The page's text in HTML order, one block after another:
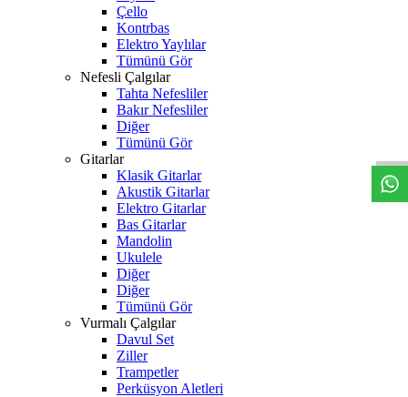
Çello
Kontrbas
Elektro Yaylılar
Tümünü Gör
Nefesli Çalgılar
Tahta Nefesliler
Bakır Nefesliler
Diğer
Tümünü Gör
Gitarlar
Klasik Gitarlar
Akustik Gitarlar
Elektro Gitarlar
Bas Gitarlar
Mandolin
Ukulele
Diğer
Diğer
Tümünü Gör
Vurmalı Çalgılar
Davul Set
Ziller
Trampetler
Perküsyon Aletleri